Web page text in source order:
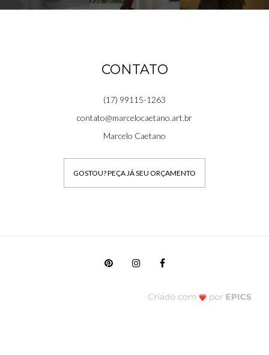
CONTATO
(17) 99115-1263
contato@marcelocaetano.art.br
Marcelo Caetano
GOSTOU? PEÇA JÁ SEU ORÇAMENTO